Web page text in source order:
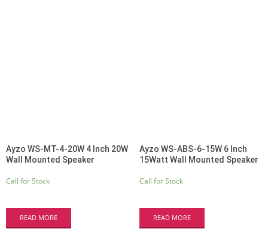
Ayzo WS-MT-4-20W 4 Inch 20W
Wall Mounted Speaker
Call for Stock
READ MORE
Ayzo WS-ABS-6-15W 6 Inch
15Watt Wall Mounted Speaker
Call for Stock
READ MORE